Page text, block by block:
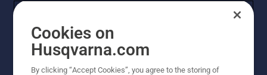
PROFESSZIONÁLIS
Cookies on
Husqvarna.com
By clicking “Accept Cookies”, you agree to the storing of